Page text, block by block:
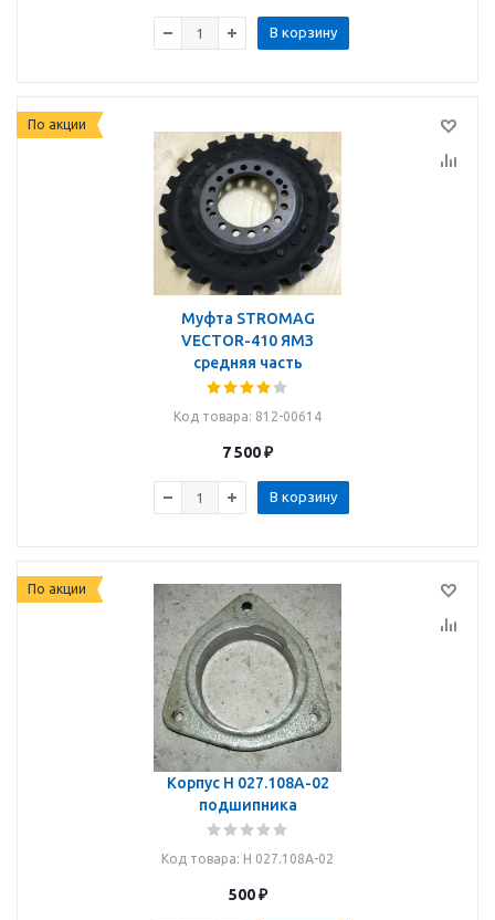
В корзину
По акции
Муфта STROMAG
VECTOR-410 ЯМЗ
средняя часть
Код товара: 812-00614
7 500₽
В корзину
По акции
Корпус Н 027.108А-02
подшипника
Код товара: Н 027.108А-02
500₽